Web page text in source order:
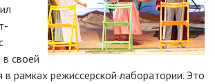
своей
в рамках режиссерской лаборатории. Это